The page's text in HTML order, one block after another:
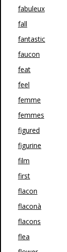
fabuleux
fall
fantastic
faucon
feat
feel
femme
femmes
figured
figurine
film
first
flacon
flaconà
flacons
flea